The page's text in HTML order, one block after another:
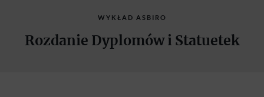
WYKŁAD ASBIRO
Rozdanie Dyplomów i Statuetek